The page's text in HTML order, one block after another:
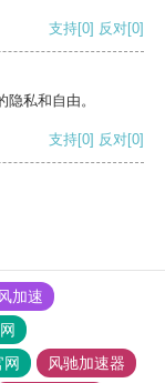
支持[0] 反对[0]
私和自由。
支持[0] 反对[0]
加速
网
风驰加速器